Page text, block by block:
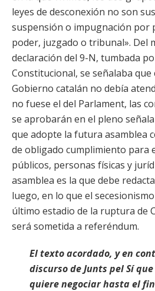
leyes de desconexión no son
suspensión o impugnación por
poder, juzgado o tribunal». Del
declaración del 9-N, tumbada
Constitucional, se señalaba que
Gobierno catalán no debía
no fuese el del Parlament, las
se aprobarán en el pleno
que adopte la futura asamblea
de obligado cumplimiento para
públicos, personas físicas y
asamblea es la que debe
luego, en lo que el
último estadio de la ruptura de
será sometida a referéndum.
El texto acordado, y en
discurso de Junts pel Sí
quiere negociar hasta el